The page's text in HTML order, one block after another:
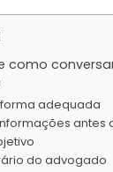
como
adequada
antes
do advogado